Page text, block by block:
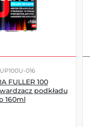
016
FULLER 100
podkładu
160ml